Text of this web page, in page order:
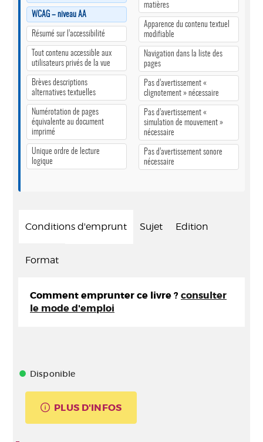
WCAG – niveau AA
Résumé sur l’accessibilité
Tout contenu accessible aux
utilisateurs privés de la vue
Brèves descriptions
alternatives textuelles
Numérotation de pages
équivalente au document
imprimé
Unique ordre de lecture
logique
matières
Apparence du contenu textuel
modifiable
Navigation dans la liste des
pages
Pas d’avertissement «
clignotement » nécessaire
Pas d’avertissement «
simulation de mouvement »
nécessaire
Pas d’avertissement sonore
nécessaire
Conditions d'emprunt Sujet Edition
Format
Comment emprunter ce livre ? consulter
le mode d'emploi
Disponible
PLUS D'INFOS